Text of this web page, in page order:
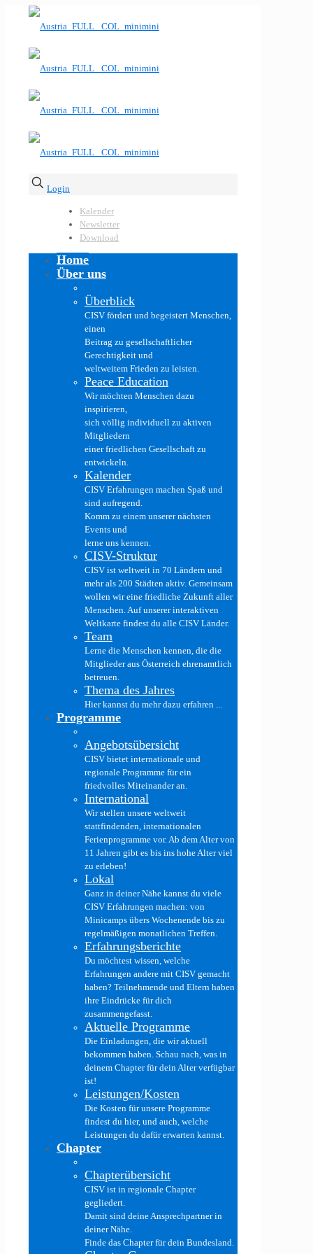
Login
Kalender
Newsletter
Download
Home
Über uns
Überblick
CISV fördert und begeistert Menschen,
einen
Beitrag zu gesellschaftlicher
Gerechtigkeit und
weltweitem Frieden zu leisten.
Peace Education
Wir möchten Menschen dazu
inspirieren,
sich völlig individuell zu aktiven
Mitgliedern
einer friedlichen Gesellschaft zu
entwickeln.
Kalender
CISV Erfahrungen machen Spaß und
sind aufregend.
Komm zu einem unserer nächsten
Events und
lerne uns kennen.
CISV-Struktur
CISV ist weltweit in 70 Ländern und
mehr als 200 Städten aktiv. Gemeinsam
wollen wir eine friedliche Zukunft aller
Menschen. Auf unserer interaktiven
Weltkarte findest du alle CISV Länder.
Team
Lerne die Menschen kennen, die die
Mitglieder aus Österreich ehrenamtlich
betreuen.
Thema des Jahres
Hier kannst du mehr dazu erfahren ...
Programme
Angebotsübersicht
CISV bietet internationale und
regionale Programme für ein
friedvolles Miteinander an.
International
Wir stellen unsere weltweit
stattfindenden, internationalen
Ferienprogramme vor. Ab dem Alter von
11 Jahren gibt es bis ins hohe Alter viel
zu erleben!
Lokal
Ganz in deiner Nähe kannst du viele
CISV Erfahrungen machen: von
Minicamps übers Wochenende bis zu
regelmäßigen monatlichen Treffen.
Erfahrungsberichte
Du möchtest wissen, welche
Erfahrungen andere mit CISV gemacht
haben? Teilnehmende und Eltern haben
ihre Eindrücke für dich
zusammengefasst.
Aktuelle Programme
Die Einladungen, die wir aktuell
bekommen haben. Schau nach, was in
deinem Chapter für dein Alter verfügbar
ist!
Leistungen/Kosten
Die Kosten für unsere Programme
findest du hier, und auch, welche
Leistungen du dafür erwarten kannst.
Chapter
Chapterübersicht
CISV ist in regionale Chapter
gegliedert.
Damit sind deine Ansprechpartner in
deiner Nähe.
Finde das Chapter für dein Bundesland.